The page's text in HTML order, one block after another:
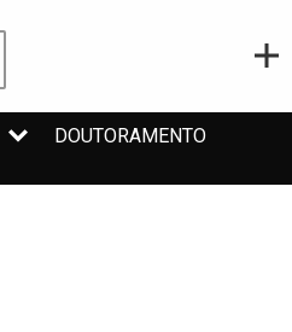
DOUTORAMENTO